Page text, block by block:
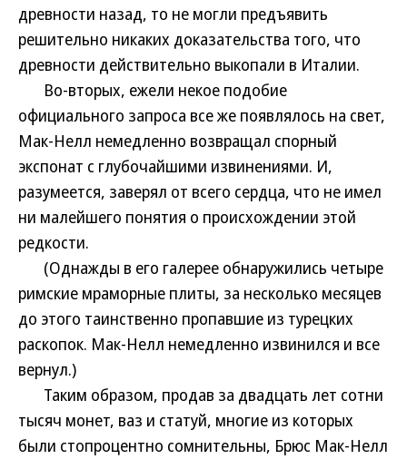
древности назад, то не могли предъявить
решительно никаких доказательства того, что
древности действительно выкопали в Италии.
Во-вторых, ежели некое подобие
официального запроса все же появлялось на свет,
Мак-Нелл немедленно возвращал спорный
экспонат с глубочайшими извинениями. И,
разумеется, заверял от всего сердца, что не имел
ни малейшего понятия о происхождении этой
редкости.
(Однажды в его галерее обнаружились четыре
римские мраморные плиты, за несколько месяцев
до этого таинственно пропавшие из турецких
раскопок. Мак-Нелл немедленно извинился и все
вернул.)
Таким образом, продав за двадцать лет сотни
тысяч монет, ваз и статуй, многие из которых
были стопроцентно сомнительны, Брюс Мак-Нелл